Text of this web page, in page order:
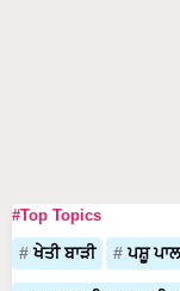
ਖੇਤੀ ਬਾੜੀ
ਸਫਲਤਾ ਦੀਆ